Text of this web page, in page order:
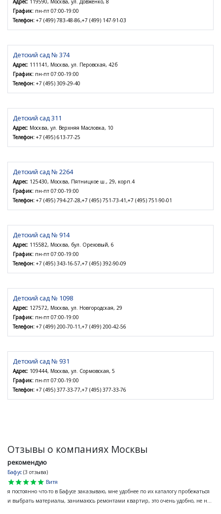
Адрес: 119590, Москва, ул. Довженко, 8
График: пн-пт 07:00-19:00
Телефон: +7 (499) 783-48-86,+7 (499) 147-91-03
Детский сад № 374
Адрес: 111141, Москва, ул. Перовская, 42б
График: пн-пт 07:00-19:00
Телефон: +7 (495) 309-29-40
Детский сад 311
Адрес: Москва, ул. Верхняя Масловка, 10
Телефон: +7 (495) 613-77-25
Детский сад № 2264
Адрес: 125430, Москва, Пятницкое ш., 29, корп.4
График: пн-пт 07:00-19:00
Телефон: +7 (495) 794-27-28,+7 (495) 751-73-41,+7 (495) 751-90-01
Детский сад № 914
Адрес: 115582, Москва, бул. Ореховый, 6
График: пн-пт 07:00-19:00
Телефон: +7 (495) 343-16-57,+7 (495) 392-90-09
Детский сад № 1098
Адрес: 127572, Москва, ул. Новгородская, 29
График: пн-пт 07:00-19:00
Телефон: +7 (499) 200-70-11,+7 (499) 200-42-56
Детский сад № 931
Адрес: 109444, Москва, ул. Сормовская, 5
График: пн-пт 07:00-19:00
Телефон: +7 (495) 377-33-77,+7 (495) 377-33-76
Отзывы о компаниях Москвы
рекомендую
Бафус (3 отзыва)
star
star
star
star
star
Витя
я постоянно что-то в Бафусе заказываю, мне удобнее по их каталогу пробежаться
и выбрать материалы, занимаюсь ремонтами квартир, это очень удобно, не н...